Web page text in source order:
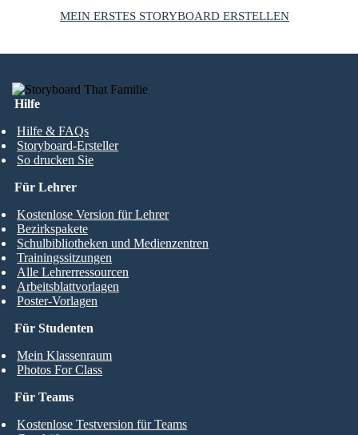
MEIN ERSTES STORYBOARD ERSTELLEN
Hilfe
Hilfe & FAQs
Storyboard-Ersteller
So drucken Sie
Für Studenten
Mein Klassenraum
Photos For Class
Für Lehrer
Kostenlose Version für Lehrer
Bezirkspakete
Schulbibliotheken und Medienzentren
Trainingssitzungen
Alle Lehrerressourcen
Arbeitsblattvorlagen
Poster-Vorlagen
Für Teams
Kostenlose Testversion für Teams